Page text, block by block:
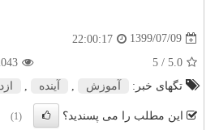
1399/07/09
22:00:17
5.0
/ 5
تگهای خبر:
آموزش , آینده ,
این مطلب را می پسندید؟ (1)